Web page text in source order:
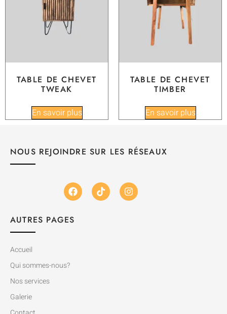
TABLE DE CHEVET
TWEAK
En savoir plus
TABLE DE CHEVET
TIMBER
En savoir plus
NOUS REJOINDRE SUR LES RÉSEAUX
AUTRES PAGES
Accueil
Qui sommes-nous?
Nos services
Galerie